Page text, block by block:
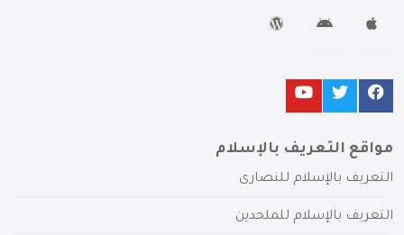
مواقع التعريف بالإسلام
التعريف بالإسلام للنصارى
التعريف بالإسلام للملحدين